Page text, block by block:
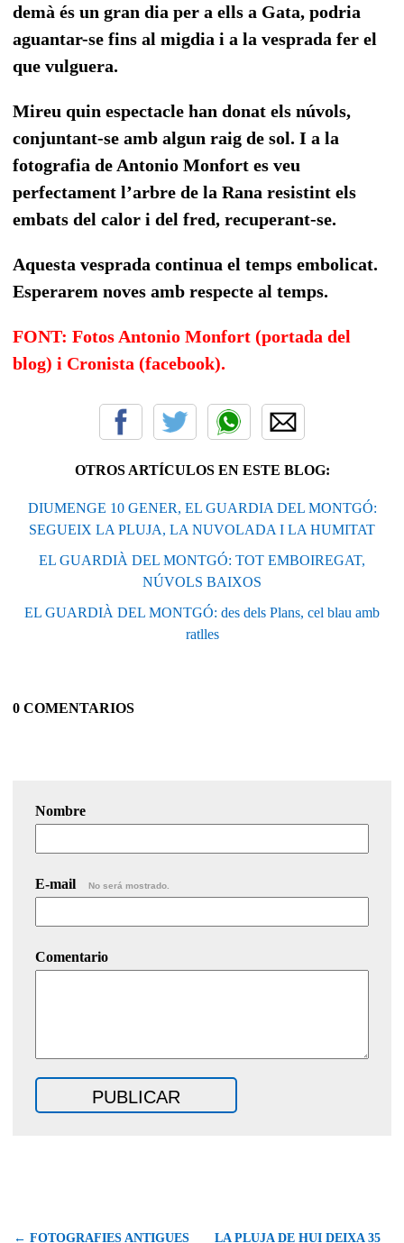
demà és un gran dia per a ells a Gata, podria
aguantar-se fins al migdia i a la vesprada fer el
que vulguera.
Mireu quin espectacle han donat els núvols,
conjuntant-se amb algun raig de sol. I a la
fotografia de Antonio Monfort es veu
perfectament l’arbre de la Rana resistint els
embats del calor i del fred, recuperant-se.
Aquesta vesprada continua el temps embolicat.
Esperarem noves amb respecte al temps.
FONT: Fotos Antonio Monfort (portada del
blog) i Cronista (facebook).
OTROS ARTÍCULOS EN ESTE BLOG:
DIUMENGE 10 GENER, EL GUARDIA DEL MONTGÓ:
SEGUEIX LA PLUJA, LA NUVOLADA I LA HUMITAT
EL GUARDIÀ DEL MONTGÓ: TOT EMBOIREGAT,
NÚVOLS BAIXOS
EL GUARDIÀ DEL MONTGÓ: des dels Plans, cel blau amb
ratlles
0 COMENTARIOS
Nombre
E-mail No será mostrado.
Comentario
← FOTOGRAFIES ANTIGUES LA PLUJA DE HUI DEIXA 35